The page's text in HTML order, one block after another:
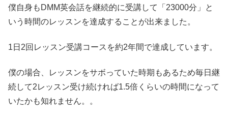
僕自身もDMM英会話を継続的に受講して「23000分」と
いう時間のレッスンを達成することが出来ました。
1日2回レッスン受講コースを約2年間で達成しています。
僕の場合、レッスンをサボっていた時期もあるため毎日継
続して2レッスン受け続ければ1.5倍くらいの時間になって
いたかも知れません。。